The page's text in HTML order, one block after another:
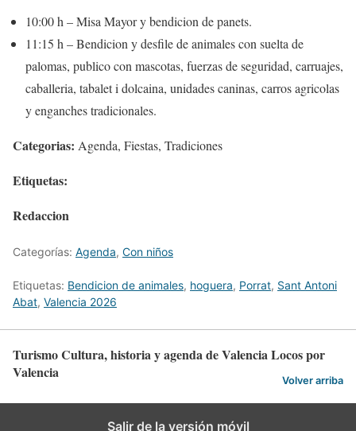
10:00 h – Misa Mayor y bendicion de panets.
11:15 h – Bendicion y desfile de animales con suelta de
palomas, publico con mascotas, fuerzas de seguridad, carruajes,
caballeria, tabalet i dolcaina, unidades caninas, carros agricolas
y enganches tradicionales.
Categorias: Agenda, Fiestas, Tradiciones
Etiquetas:
Redaccion
Categorías: Agenda, Con niños
Etiquetas: Bendicion de animales, hoguera, Porrat, Sant Antoni
Abat, Valencia 2026
Turismo Cultura, historia y agenda de Valencia Locos por
Valencia
Volver arriba
Salir de la versión móvil